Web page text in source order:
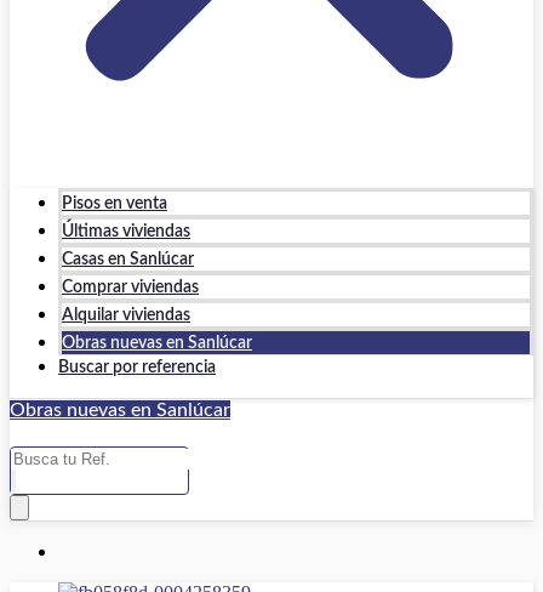
Pisos en venta
Últimas viviendas
Casas en Sanlúcar
Comprar viviendas
Alquilar viviendas
Obras nuevas en Sanlúcar
Buscar por referencia
Obras nuevas en Sanlúcar